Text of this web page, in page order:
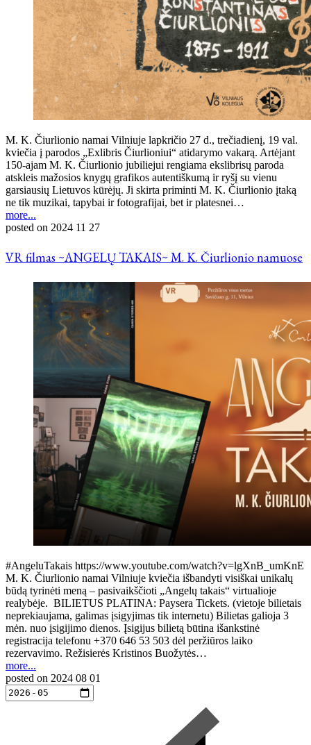
M. K. Čiurlionio namai Vilniuje lapkričio 27 d., trečiadienį, 19 val.
kviečia į parodos „Exlibris Čiurlioniui“ atidarymo vakarą. Artėjant
150-ajam M. K. Čiurlionio jubiliejui rengiama ekslibrisų paroda
atskleis mažosios knygų grafikos autentiškumą ir ryšį su vienu
garsiausių Lietuvos kūrėjų. Ji skirta priminti M. K. Čiurlionio įtaką
ne tik muzikai, tapybai ir fotografijai, bet ir platesnei…
more...
posted on 2024 11 27
VR filmas ~ANGELŲ TAKAIS~ M. K. Čiurlionio namuose
#AngeluTakais https://www.youtube.com/watch?v=lgXnB_umKnE
M. K. Čiurlionio namai Vilniuje kviečia išbandyti visiškai unikalų
būdą tyrinėti meną – pasivaikščioti „Angelų takais“ virtualioje
realybėje. BILIETUS PLATINA: Paysera Tickets. (vietoje bilietais
neprekiaujama, galimas įsigyjimas tik internetu) Bilietas galioja 3
mėn. nuo įsigijimo dienos. Įsigijus bilietą būtina išankstinė
registracija telefonu +370 646 53 503 dėl peržiūros laiko
rezervavimo. Režisierės Kristinos Buožytės…
more...
posted on 2024 08 01